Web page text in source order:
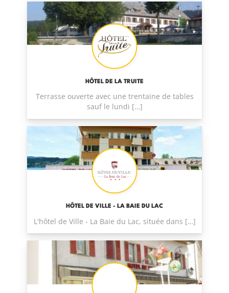
HÔTEL DE LA TRUITE
Terrasse ouverte avec une trentaine de tables
sauf le lundi […]
HÔTEL DE VILLE - LA BAIE DU LAC
L'hôtel de Ville - La Baie du Lac, située dans […]